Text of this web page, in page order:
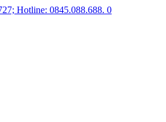
Hotline: 0845.088.688. 0